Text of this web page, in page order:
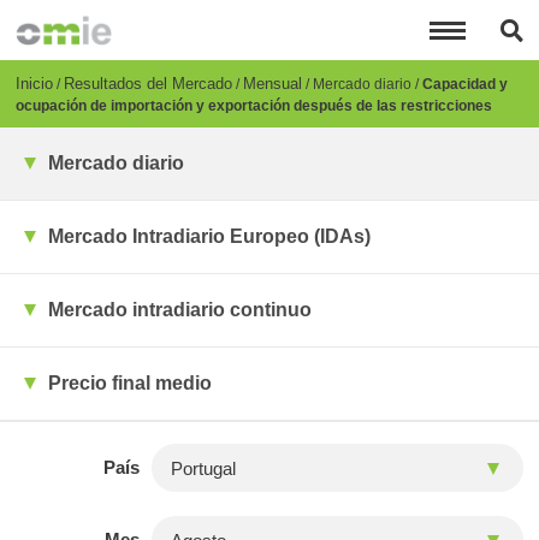
principal
Breadcrumb
Inicio Resultados del Mercado Mensual Mercado diario Capacidad y
ocupación de importación y exportación después de las restricciones
Mercado diario
Mercado Intradiario Europeo (IDAs)
Mercado intradiario continuo
Precio final medio
País